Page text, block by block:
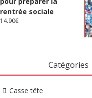
rentrée sociale
14.90€
Catégories
Casse tête